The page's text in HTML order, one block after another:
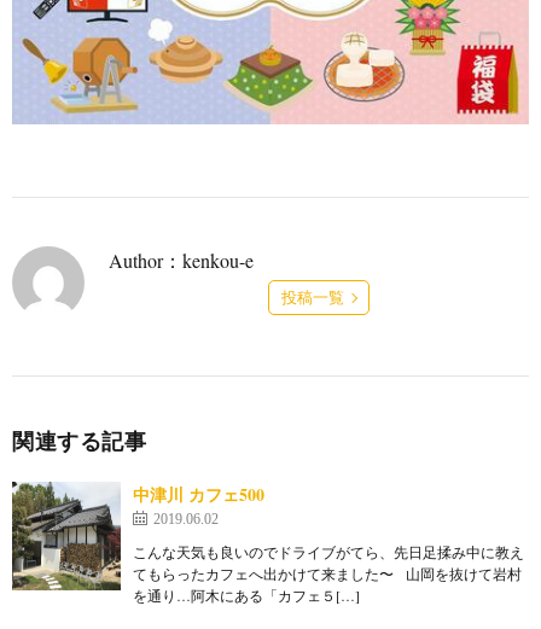
Author：kenkou-e
投稿一覧
関連する記事
中津川 カフェ500
2019.06.02
こんな天気も良いのでドライブがてら、先日足揉み中に教え
てもらったカフェへ出かけて来ました〜 山岡を抜けて岩村
を通り…阿木にある「カフェ５[…]